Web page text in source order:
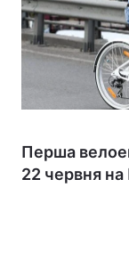
Перша
22 червня на